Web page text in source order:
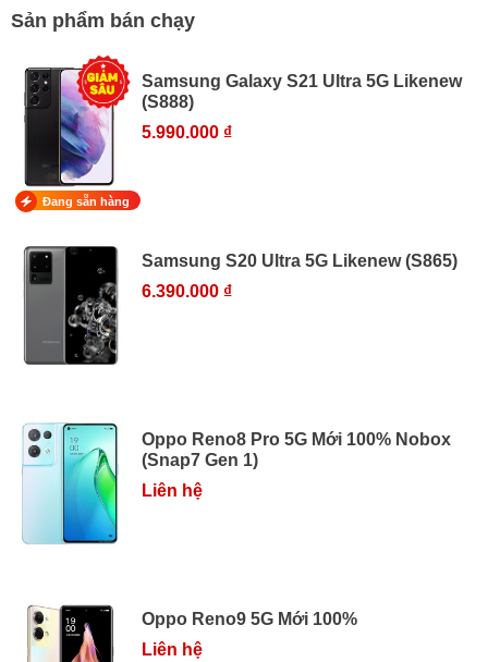
Sản phẩm bán chạy
Samsung Galaxy S21 Ultra 5G Likenew
(S888)
5.990.000 ₫
Đang sẵn hàng
Samsung S20 Ultra 5G Likenew (S865)
6.390.000 ₫
Oppo Reno8 Pro 5G Mới 100% Nobox
(Snap7 Gen 1)
Liên hệ
Oppo Reno9 5G Mới 100%
Liên hệ